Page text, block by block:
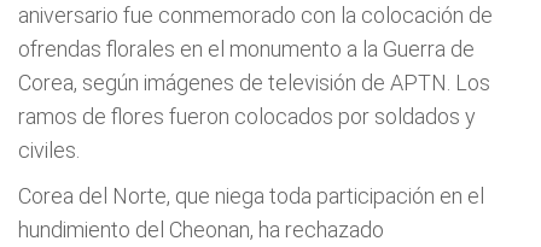
aniversario fue conmemorado con la colocación de
ofrendas florales en el monumento a la Guerra de
Corea, según imágenes de televisión de APTN. Los
ramos de flores fueron colocados por soldados y
civiles.
Corea del Norte, que niega toda participación en el
hundimiento del Cheonan, ha rechazado